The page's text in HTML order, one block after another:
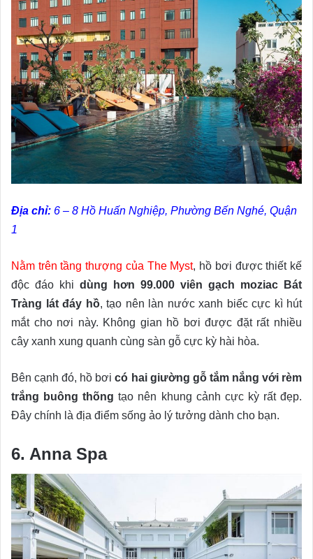
Địa chỉ: 6 – 8 Hồ Huấn Nghiệp, Phường Bến Nghé, Quận
1
Nằm trên tầng thượng của The Myst, hồ bơi được thiết kế
độc đáo khi dùng hơn 99.000 viên gạch moziac Bát
Tràng lát đáy hồ, tạo nên làn nước xanh biếc cực kì hút
mắt cho nơi này. Không gian hồ bơi được đặt rất nhiều
cây xanh xung quanh cùng sàn gỗ cực kỳ hài hòa.
Bên cạnh đó, hồ bơicó hai giường gỗ tắm nắng với rèm
trắng buông thõng tạo nên khung cảnh cực kỳ rất đẹp.
Đây chính là địa điểm sống ảo lý tưởng dành cho bạn.
6. Anna Spa